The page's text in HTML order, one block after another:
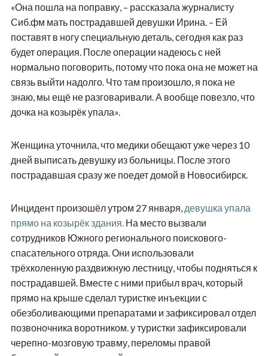
«Она пошла на поправку, – рассказала журналисту
Сиб.фм мать пострадавшей девушки Ирина. – Ей
поставят в ногу специальную деталь, сегодня как раз
будет операция. После операции надеюсь с ней
нормально поговорить, потому что пока она не может на
связь выйти надолго. Что там произошло, я пока не
знаю, мы ещё не разговаривали. А вообще повезло, что
дочка на козырёк упала».
Женщина уточнила, что медики обещают уже через 10
дней выписать девушку из больницы. После этого
пострадавшая сразу же поедет домой в Новосибирск.
Инцидент произошёл утром 27 января, девушка упала
прямо на козырёк здания. На место вызвали
сотрудников Южного регионального поискового-
спасательного отряда. Они использовали
трёхколенную раздвижную лестницу, чтобы подняться к
пострадавшей. Вместе с ними прибыл врач, который
прямо на крыше сделал туристке инъекции с
обезболивающими препаратами и зафиксировал отдел
позвоночника воротником. у туристки зафиксировали
черепно-мозговую травму, переломы правой